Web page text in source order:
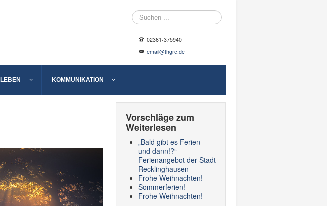
Suche
02361-375940
email@thgre.de
LEBEN KOMMUNIKATION
Vorschläge zum
Weiterlesen
„Bald gibt es Ferien –
und dann!?“ -
Ferienangebot der Stadt
Recklinghausen
Frohe Weihnachten!
Sommerferien!
Frohe Weihnachten!